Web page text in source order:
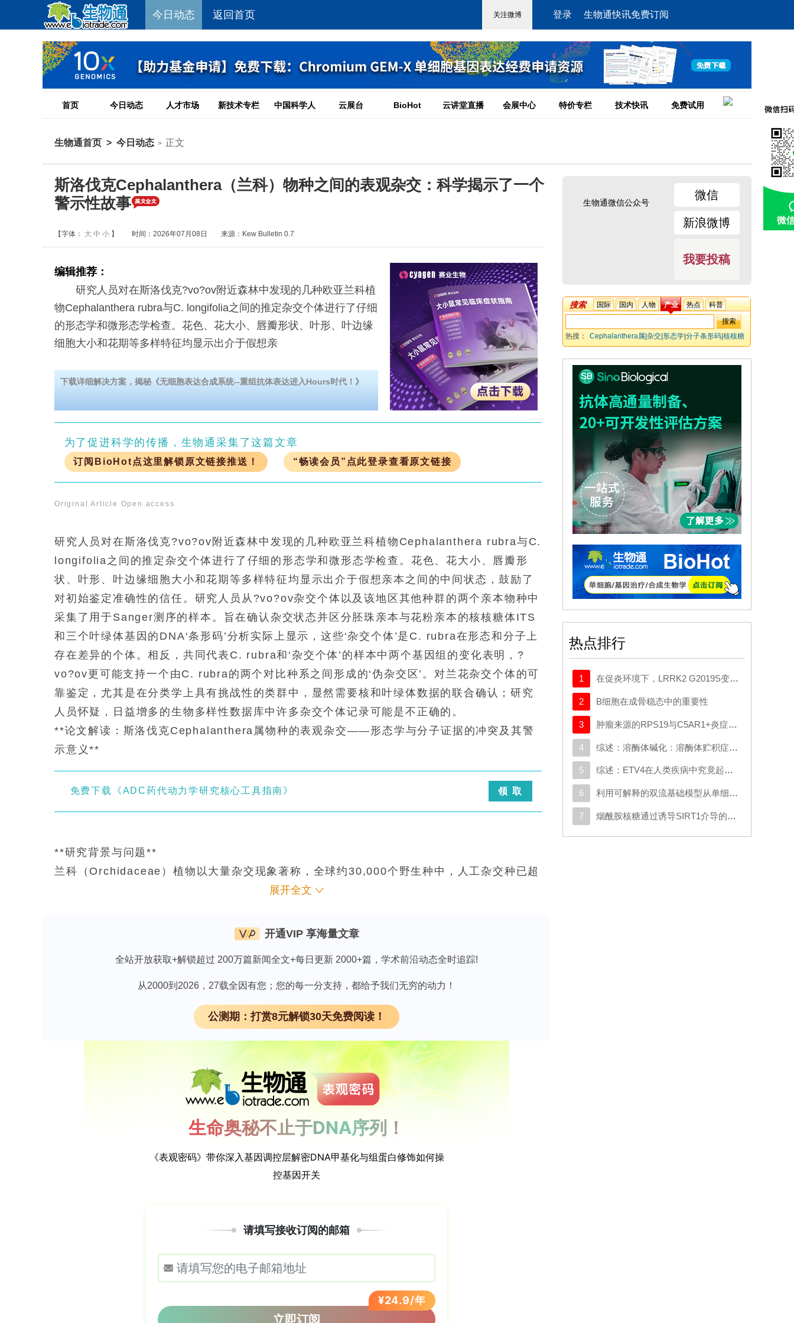
今日动态 返回首页 登录 生物通快讯免费订阅
首页 今日动态 人才市场 新技术专栏 中国科学人 云展台 BioHot 云讲堂直播 会展中心 特价专栏 技术快讯 免费试用
生物通首页 > 今日动态 > 正文
斯洛伐克Cephalanthera（兰科）物种之间的表观杂交：科学揭示了一个
警示性故事
【字体： 大 中 小 】 时间：2026年07月08日 来源：Kew Bulletin 0.7
编辑推荐：
研究人员对在斯洛伐克?vo?ov附近森林中发现的几种欧亚兰科植
物Cephalanthera rubra与C. longifolia之间的推定杂交个体进行了仔细
的形态学和微形态学检查。花色、花大小、唇瓣形状、叶形、叶边缘
细胞大小和花期等多样特征均显示出介于假想亲
下载详细解决方案，揭秘《无细胞表达合成系统--重组抗体表达进入Hours时代！》
为了促进科学的传播，生物通采集了这篇文章
订阅BioHot点这里解锁原文链接推送！ “畅读会员”点此登录查看原文链接
Original Article Open access
研究人员对在斯洛伐克?vo?ov附近森林中发现的几种欧亚兰科植物Cephalanthera rubra与C.
longifolia之间的推定杂交个体进行了仔细的形态学和微形态学检查。花色、花大小、唇瓣形
状、叶形、叶边缘细胞大小和花期等多样特征均显示出介于假想亲本之间的中间状态，鼓励了
对初始鉴定准确性的信任。研究人员从?vo?ov杂交个体以及该地区其他种群的两个亲本物种中
采集了用于Sanger测序的样本。旨在确认杂交状态并区分胚珠亲本与花粉亲本的核核糖体ITS
和三个叶绿体基因的DNA‘条形码’分析实际上显示，这些‘杂交个体’是C. rubra在形态和分子上
存在差异的个体。相反，共同代表C. rubra和‘杂交个体’的样本中两个基因组的变化表明，?
vo?ov更可能支持一个由C. rubra的两个对比种系之间形成的‘伪杂交区’。对兰花杂交个体的可
靠鉴定，尤其是在分类学上具有挑战性的类群中，显然需要核和叶绿体数据的联合确认；研究
人员怀疑，日益增多的生物多样性数据库中许多杂交个体记录可能是不正确的。
**论文解读：斯洛伐克Cephalanthera属物种的表观杂交——形态学与分子证据的冲突及其警
示意义**
免费下载《ADC药代动力学研究核心工具指南》 领 取
**研究背景与问题**
兰科（Orchidaceae）植物以大量杂交现象著称，全球约30,000个野生种中，人工杂交种已超
过150,000个，部分甚至融合了多达9个属的遗传物质，表明该科合子后生殖隔离较弱，这与它
中的26种被确认杂交，且多个杂交种广泛频繁存在。然而，绝大多数杂交报告仅基于形态观
本），且某些杂交性状可能超出双亲变异范围，使得形态鉴定并非易事。本研究聚焦斯洛伐克?
vo?ov地区的一小群Cephalanthera（兰科）植物，其中部分个体被初步认定为罕见的杂交组
合——C. rubra × C. longifolia（命名为C. ×otto-hechtii），此前从未在斯洛伐克记录。由
于两亲本花期重叠有限、传粉者不重叠且结实率常低于10%，杂交机会本应稀少。研究人员旨
在通过详细形态学和分子分析验证杂交身份，并揭示表观杂交背后的真实遗传动态。该研究发
研究人员在斯洛伐克?vo?ov（49°07'38.8"N 19°11'58.2"E）采集了4个推定杂交个体（H1-
H4）及两种亲本各一个体，另从斯洛伐克全境（西贝斯基德山、低塔特拉山、特里贝奇山、低
贝斯基德山、喀尔巴阡山脉）获取了C. rubra、C. longifolia和C. damasonium的对比样本，
并以Epipactis属两个种作为外群。采用经典Sanger测序对核核糖体ITS区域和四个叶绿体基因
**形态学**：传统分类学文献提供了区分两种亲本的多项特征。C. rubra的茎更细且弯曲，带
形，具7-9条橙黄色脊；花期晚3-4周；全株被细毛。C. longifolia花白色，唇瓣倒卵形，具5-
展开全文
开通VIP 享海量文章
全站开放获取+解锁超过 200万篇新闻全文+每日更新 2000+篇，学术前沿动态全时追踪!
从2000到2026，27载全因有您；您的每一分支持，都给予我们无穷的动力！
公测期：打赏8元解锁30天免费阅读！
生物通微信公众号
微信
新浪微博
我要投稿
搜索 国际 国内 人物 产业 热点 科普
热搜： Cephalanthera属 杂交 形态学 分子条形码 核核糖
热点排行
1 在促炎环境下，LRRK2 G2019S变异体与帕金森病患者髓系细胞中的转录变化相关
2 B细胞在成骨稳态中的重要性
3 肿瘤来源的RPS19与C5AR1+炎症巨噬细胞相互作用，促使星形胶质细胞重编程并推动胶质母细胞瘤的进展
4 综述：溶酶体碱化：溶酶体贮积症与典型神经退行性疾病中的共同机制
5 综述：ETV4在人类疾病中究竟起什么作用：新的功能、机制及治疗前景
6 利用可解释的双流基础模型从单细胞数据中揭示生物学奥秘
7 烟酰胺核糖通过诱导SIRT1介导的SMAD7去乙酰化以及激活TGF-β/SMAD2/3信号通路，促进人类脂肪干细胞的成软骨分化